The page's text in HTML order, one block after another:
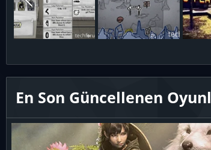
En Son Güncellenen